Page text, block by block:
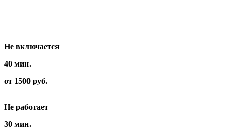
Не включается
40 мин.
от 1500 руб.
Не работает
30 мин.